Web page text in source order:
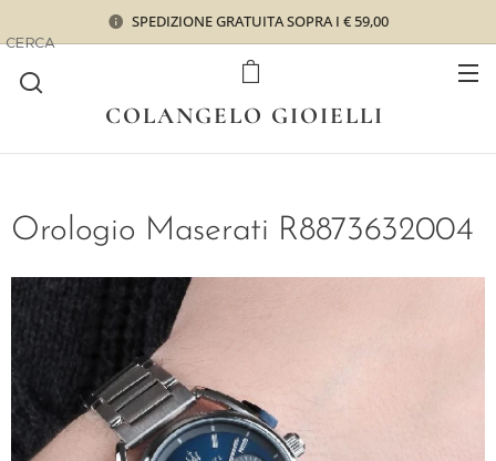
SPEDIZIONE GRATUITA SOPRA I € 59,00
COLANGELO GIOIELLI
CERCA
Orologio Maserati R8873632004